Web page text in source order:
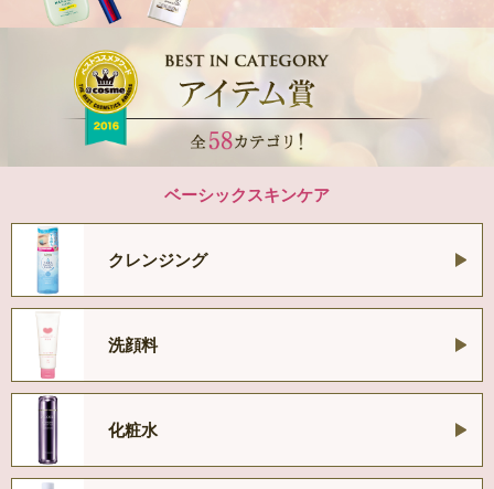
ベーシックスキンケア
クレンジング
洗顔料
化粧水